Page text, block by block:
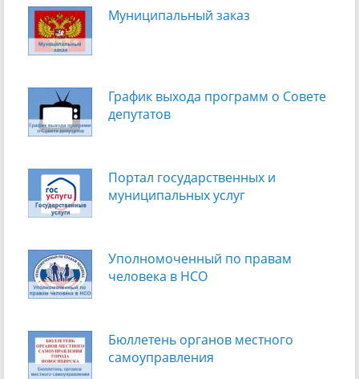
Муниципальный заказ
График выхода программ о Cовете
депутатов
Портал государственных и
муниципальных услуг
Уполномоченный по правам
человека в НСО
Бюллетень органов местного
самоуправления